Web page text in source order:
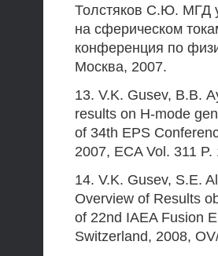
Толстяков С.Ю. МГД
на сферическом
конференция по
Москва, 2007.
13. V.K. Gusev, В.В.
results on H-mode
of 34th EPS
2007, ECA Vol. 311 P.
14. V.K. Gusev, S.E.
Overview of Results
of 22nd IAEA Fusion
Switzerland, 2008,